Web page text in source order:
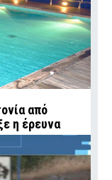
από
η έρευνα